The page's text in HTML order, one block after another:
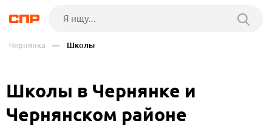
Чернянка — Школы
Школы в Чернянке и
Чернянском районе